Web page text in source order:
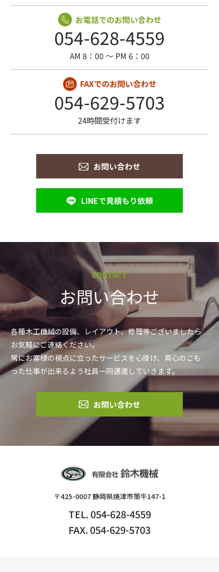
お電話でのお問い合わせ
054-628-4559
AM 8：00 〜 PM 6：00
FAXでのお問い合わせ
054-629-5703
24時間受付けます
お問い合わせ
LINEで見積もり依頼
CONTACT
お問い合わせ
各種木工機械の設備、レイアウト、修理等ございましたら
お気軽にご連絡ください。
常にお客様の視点に立ったサービスを心掛け、真心のこも
った仕事が出来るよう社員一同邁進していきます。
お問い合わせ
〒425-0007 静岡県焼津市策牛147-1
TEL. 054-628-4559
FAX. 054-629-5703